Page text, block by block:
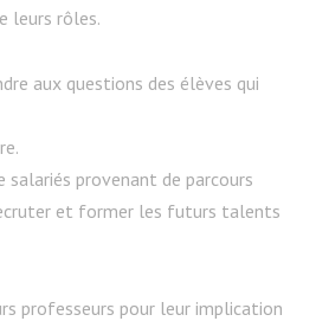
leurs rôles.
aux questions des élèves qui
salariés provenant de parcours
et former les futurs talents
professeurs pour leur implication